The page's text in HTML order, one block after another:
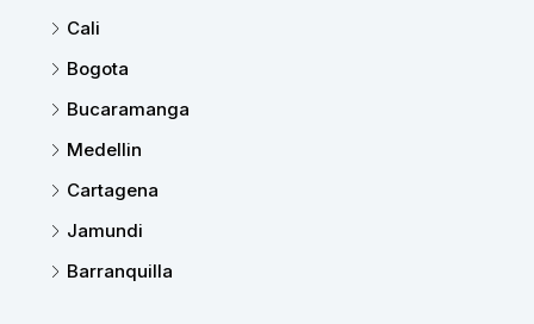
Cali
Bogota
Bucaramanga
Medellin
Cartagena
Jamundi
Barranquilla